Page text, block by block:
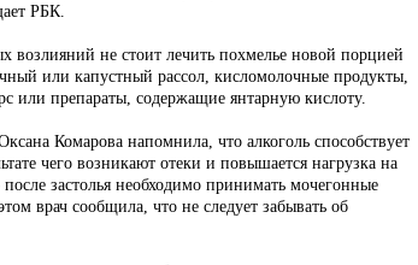
РБК.
возлияний не стоит лечить похмелье новой порцией
или капустный рассол, кисломолочные продукты,
или препараты, содержащие янтарную кислоту.
Комарова напомнила, что алкоголь способствует
чего возникают отеки и повышается нагрузка на
застолья необходимо принимать мочегонные
врач сообщила, что не следует забывать об